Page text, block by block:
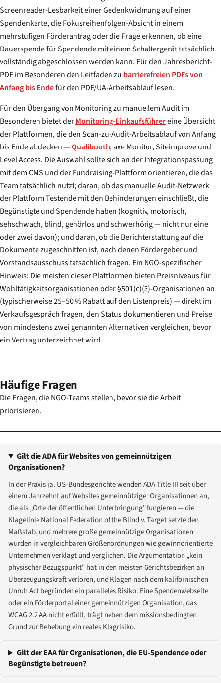
Screenreader-Lesbarkeit einer Gedenkwidmung auf einer
Spendenkarte, die Fokusreihenfolgen-Absicht in einem
mehrstufigen Förderantrag oder die Frage erkennen, ob eine
Dauerspende für Spendende mit einem Schaltergerät tatsächlich
vollständig abgeschlossen werden kann. Für den Jahresbericht-
PDF im Besonderen den Leitfaden zu barrierefreien PDFs von
Anfang bis Endefür den PDF/UA-Arbeitsablauf lesen.
Für den Übergang von Monitoring zu manuellem Audit im
Besonderen bietet derMonitoring-Einkaufsführereine Übersicht
der Plattformen, die den Scan-zu-Audit-Arbeitsablauf von Anfang
bis Ende abdecken —Qualibooth, axe Monitor, Siteimprove und
Level Access. Die Auswahl sollte sich an der Integrationspassung
mit dem CMS und der Fundraising-Plattform orientieren, die das
Team tatsächlich nutzt; daran, ob das manuelle Audit-Netzwerk
der Plattform Testende mit den Behinderungen einschließt, die
Begünstigte und Spendende haben (kognitiv, motorisch,
sehschwach, blind, gehörlos und schwerhörig — nicht nur eine
oder zwei davon); und daran, ob die Berichterstattung auf die
Dokumente zugeschnitten ist, nach denen Fördergeber und
Vorstandsausschuss tatsächlich fragen. Ein NGO-spezifischer
Hinweis: Die meisten dieser Plattformen bieten Preisniveaus für
Wohltätigkeitsorganisationen oder §501(c)(3)-Organisationen an
(typischerweise 25–50 % Rabatt auf den Listenpreis) — direkt im
Verkaufsgespräch fragen, den Status dokumentieren und Preise
von mindestens zwei genannten Alternativen vergleichen, bevor
ein Vertrag unterzeichnet wird.
Häufige Fragen
Die Fragen, die NGO-Teams stellen, bevor sie die Arbeit
priorisieren.
Gilt die ADA für Websites von gemeinnützigen
Organisationen?
In der Praxis ja. US-Bundesgerichte wenden ADA Title III seit über
einem Jahrzehnt auf Websites gemeinnütziger Organisationen an,
die als „Orte der öffentlichen Unterbringung" fungieren — die
Klagelinie National Federation of the Blind v. Target setzte den
Maßstab, und mehrere große gemeinnützige Organisationen
wurden in vergleichbaren Größenordnungen wie gewinnorientierte
Unternehmen verklagt und verglichen. Die Argumentation „kein
physischer Bezugspunkt" hat in den meisten Gerichtsbezirken an
Überzeugungskraft verloren, und Klagen nach dem kalifornischen
Unruh Act begründen ein paralleles Risiko. Eine Spendenwebseite
oder ein Förderportal einer gemeinnützigen Organisation, das
WCAG 2.2 AA nicht erfüllt, trägt neben dem missionsbedingten
Grund zur Behebung ein reales Klagrisiko.
Gilt der EAA für Organisationen, die EU-Spendende oder
Begünstigte betreuen?